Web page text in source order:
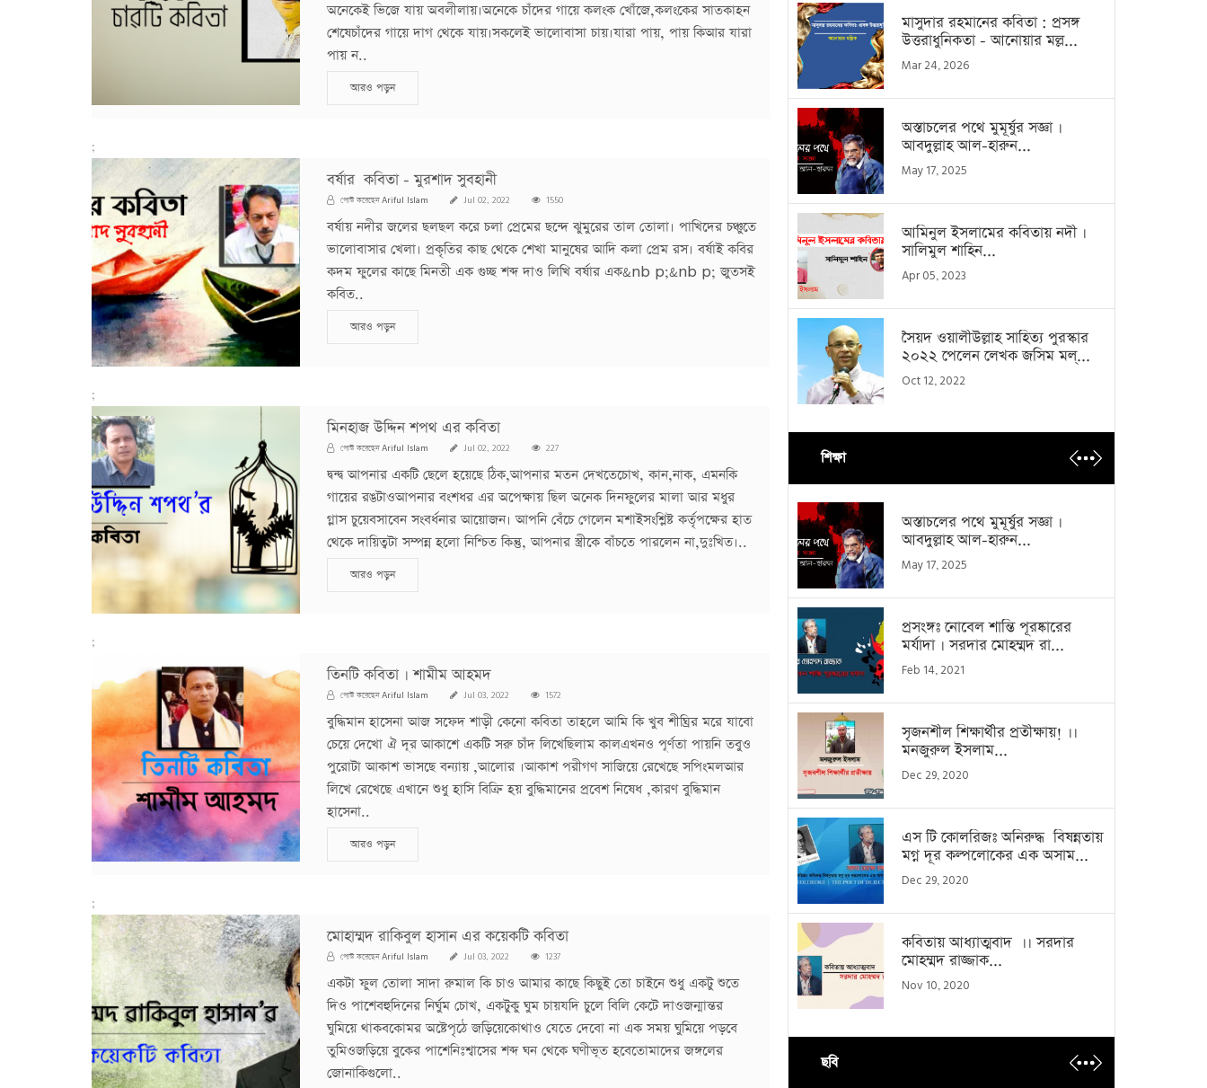
অনেকেই ভিজে যায় অবলীলায়।অনেকে চাঁদের গায়ে কলংক খোঁজে,কলংকের সাতকাহন
শেষেচাঁদের গায়ে দাগ থেকে যায়।সকলেই ভালোবাসা চায়।যারা পায়, পায় কিআর যারা
পায় ন..
আরও পড়ুন
;
বর্ষার কবিতা - মুরশাদ সুবহানী
পোস্ট করেছেনAriful Islam Jul 02, 2022 1550
বর্ষায় নদীর জলের ছলছল করে চলা প্রেমের ছন্দে ঝুমুরের তাল তোলা। পাখিদের চঞ্চুতে
ভালোবাসার খেলা। প্রকৃতির কাছ থেকে শেখা মানুষের আদি কলা প্রেম রস। বর্ষাই কবির
কদম ফুলের কাছে মিনতী এক গুচ্ছ শব্দ দাও লিখি বর্ষার এক&nb p;&nb p; জুতসই
কবিত..
আরও পড়ুন
;
মিনহাজ উদ্দিন শপথ এর কবিতা
পোস্ট করেছেনAriful Islam Jul 02, 2022 227
দ্বন্দ্ব আপনার একটি ছেলে হয়েছে ঠিক,আপনার মতন দেখতেচোখ, কান,নাক, এমনকি
গায়ের রঙটাওআপনার বংশধর এর অপেক্ষায় ছিল অনেক দিনফুলের মালা আর মধুর
গ্লাস চুয়েবসাবেন সংবর্ধনার আয়োজন। আপনি বেঁচে গেলেন মশাইসংশ্লিষ্ট কর্তৃপক্ষের হাত
থেকে দায়িত্বটা সম্পন্ন হলো নিশ্চিত কিন্তু, আপনার স্ত্রীকে বাঁচতে পারলেন না,দুঃখিত।..
আরও পড়ুন
;
তিনটি কবিতা । শামীম আহমদ
পোস্ট করেছেনAriful Islam Jul 03, 2022 1572
বুদ্ধিমান হাসেনা আজ সফেদ শাড়ী কেনো কবিতা তাহলে আমি কি খুব শীঘ্রির মরে যাবো
চেয়ে দেখো ঐ দূর আকাশে একটি সরু চাঁদ লিখেছিলাম কালএখনও পূর্ণতা পায়নি তবুও
পুরোটা আকাশ ভাসছে বন্যায় ,আলোর ।আকাশ পরীগণ সাজিয়ে রেখেছে সপিংমলআর
লিখে রেখেছে এখানে শুধু হাসি বিক্রি হয় বুদ্ধিমানের প্রবেশ নিষেধ ,কারণ বুদ্ধিমান
হাসেনা..
আরও পড়ুন
;
মোহাম্মদ রাকিবুল হাসান এর কয়েকটি কবিতা
পোস্ট করেছেনAriful Islam Jul 03, 2022 1237
একটা ফুল তোলা সাদা রুমাল কি চাও আমার কাছে কিছুই তো চাইনে শুধু একটু শুতে
দিও পাশেবহুদিনের নির্ঘুম চোখ, একটুকু ঘুম চায়যদি চুলে বিলি কেটে দাওজন্মান্তর
ঘুমিয়ে থাকবকোমর অষ্টেপৃঠে জড়িয়েকোথাও যেতে দেবো না এক সময় ঘুমিয়ে পড়বে
তুমিওজড়িয়ে বুকের পাশেনিঃশ্বাসের শব্দ ঘন থেকে ঘণীভূত হবেতোমাদের জঙ্গলের
জোনাকিগুলো..
মাসুদার রহমানের কবিতা : প্রসঙ্গ
উত্তরাধুনিকতা - আনোয়ার মল্ল...
Mar 24, 2026
অস্তাচলের পথে মুমূর্ষুর সজ্ঞা ।
আবদুল্লাহ আল-হারুন...
May 17, 2025
আমিনুল ইসলামের কবিতায় নদী ।
সালিমুল শাহিন...
Apr 05, 2023
সৈয়দ ওয়ালীউল্লাহ সাহিত্য পুরস্কার
২০২২ পেলেন লেখক জসিম মল্...
Oct 12, 2022
শিক্ষা
অস্তাচলের পথে মুমূর্ষুর সজ্ঞা ।
আবদুল্লাহ আল-হারুন...
May 17, 2025
প্রসংঙ্গঃ নোবেল শান্তি পূরষ্কারের
মর্যাদা । সরদার মোহম্মদ রা...
Feb 14, 2021
সৃজনশীল শিক্ষার্থীর প্রতীক্ষায়! ।।
মনজুরুল ইসলাম...
Dec 29, 2020
এস টি কোলরিজঃ অনিরুদ্ধ বিষন্নতায়
মগ্ন দূর কল্পলোকের এক অসাম...
Dec 29, 2020
কবিতায় আধ্যাত্মবাদ ।। সরদার
মোহম্মদ রাজ্জাক...
Nov 10, 2020
ছবি